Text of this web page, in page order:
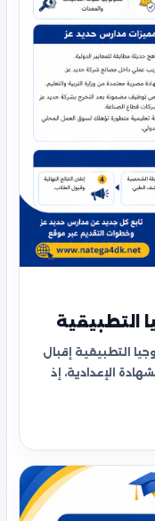
التطبيقية
التطبيقية إقبال
الإعدادية، إذ